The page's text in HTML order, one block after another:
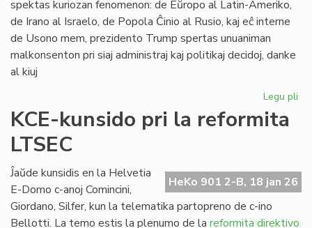
spektas kuriozan fenomenon: de Eŭropo al Latin-Ameriko,
de Irano al Israelo, de Popola Ĉinio al Rusio, kaj eĉ interne
de Usono mem, prezidento Trump spertas unuaniman
malkonsenton pri siaj administraj kaj politikaj decidoj, danke
al kiuj
Legu pli
KCE-kunsido pri la reformita
LTSEC
HeKo 901 2-B, 18 jan 26
Ĵaŭde kunsidis en la Helvetia
E-Domo c-anoj Comincini,
Giordano, Silfer, kun la telematika partopreno de c-ino
Bellotti. La temo estis la plenumo de la reformita direktivo